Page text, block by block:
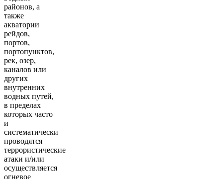
районов, а
также
акватории
рейдов,
портов,
портопунктов,
рек, озер,
каналов или
других
внутренних
водных путей,
в пределах
которых часто
и
систематически
проводятся
террористические
атаки и/или
осуществляется
огневое